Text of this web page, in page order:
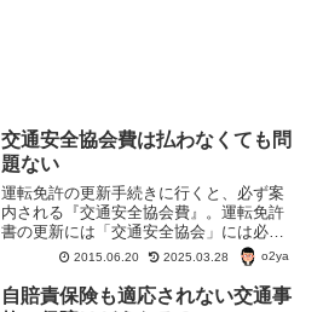
交通安全協会費は払わなくても問
題ない
運転免許の更新手続きに行くと、必ず案
内される『交通安全協会費』。運転免許
書の更新には「交通安全協会」には必ず
入らないといけないのだろうか？交通安
全協会ってどんな仕事をしているの？入
会したらメリットはあるのだろうか？
2015.06.20 2025.03.28 o2ya
自賠責保険も適応されない交通事